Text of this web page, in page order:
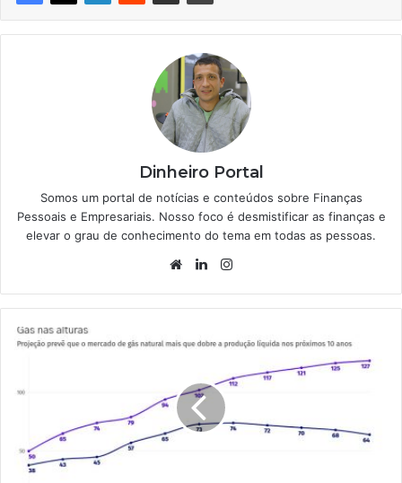
Dinheiro Portal
Somos um portal de notícias e conteúdos sobre Finanças
Pessoais e Empresariais. Nosso foco é desmistificar as finanças e
elevar o grau de conhecimento do tema em todas as pessoas.
WebsiteLinkedin